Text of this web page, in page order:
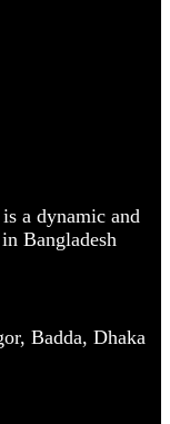
a dynamic and
Bangladesh
Badda, Dhaka